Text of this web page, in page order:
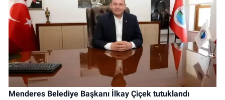
Menderes Belediye Başkanı İlkay Çiçek tutuklandı